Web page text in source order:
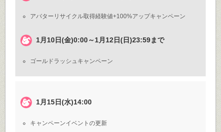
アバターリサイクル取得経験値+100%アップキャンペーン
1月10日(金)0:00～1月12日(日)23:59まで
ゴールドラッシュキャンペーン
1月15日(水)14:00
キャンペーンイベントの更新